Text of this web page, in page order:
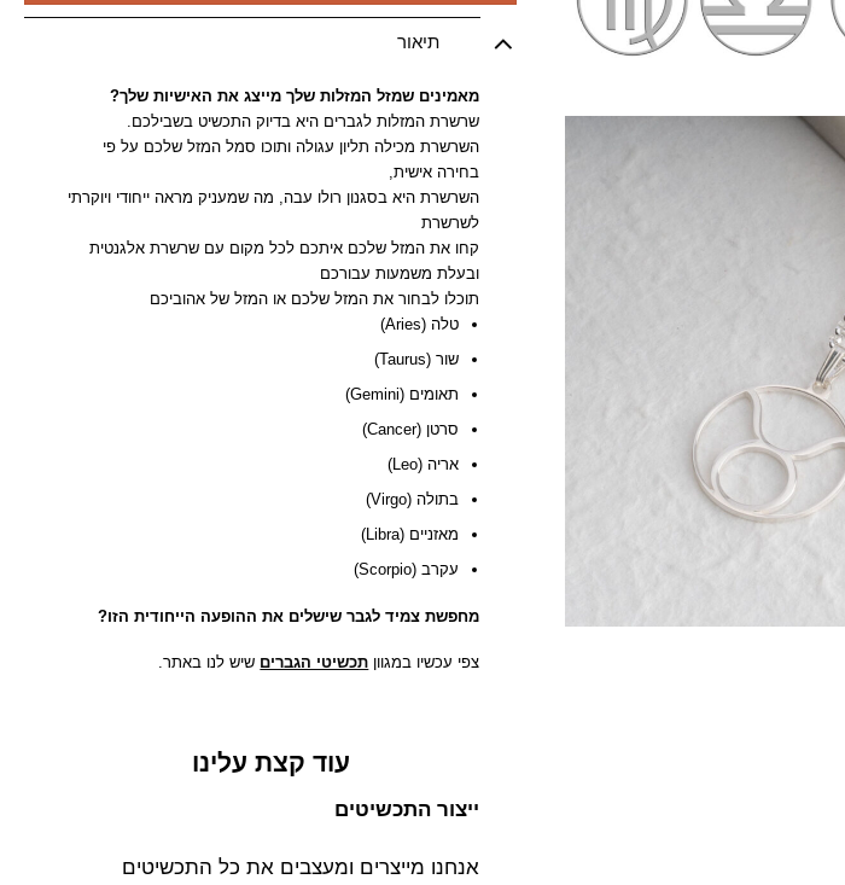
תיאור
מאמינים שמזל המזלות שלך מייצג את האישיות שלך?
שרשרת המזלות לגברים היא בדיוק התכשיט בשבילכם.
השרשרת מכילה תליון עגולה ותוכו סמל המזל שלכם על פי
בחירה אישית,
השרשרת היא בסגנון רולו עבה, מה שמעניק מראה ייחודי ויוקרתי
לשרשרת
קחו את המזל שלכם איתכם לכל מקום עם שרשרת אלגנטית
ובעלת משמעות עבורכם
תוכלו לבחור את המזל שלכם או המזל של אהוביכם
טלה (Aries)
שור (Taurus)
תאומים (Gemini)
סרטן (Cancer)
אריה (Leo)
בתולה (Virgo)
מאזניים (Libra)
עקרב (Scorpio)
מחפשת צמיד לגבר שישלים את ההופעה הייחודית הזו?
צפי עכשיו במגוון תכשיטי הגברים שיש לנו באתר.
עוד קצת עלינו
ייצור התכשיטים
אנחנו מייצרים ומעצבים את כל התכשיטים